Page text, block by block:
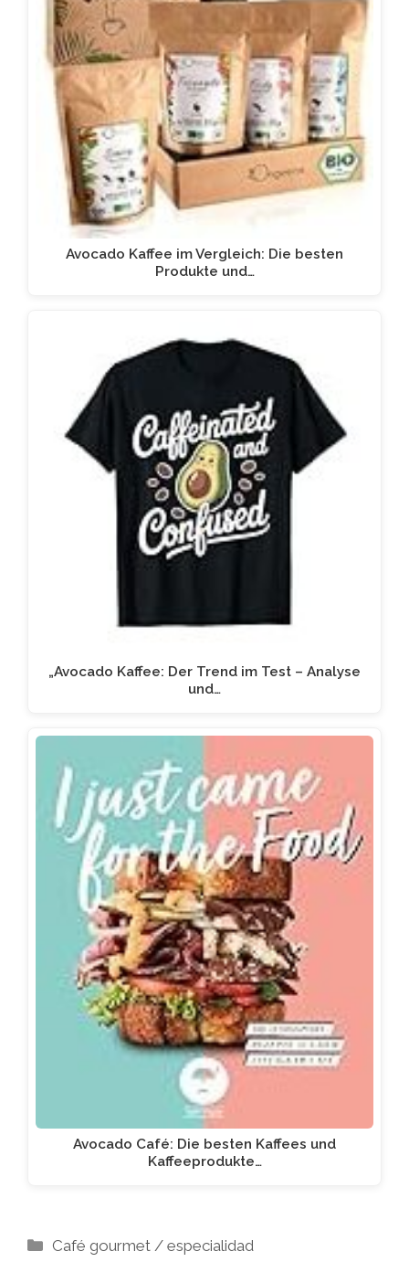
Avocado Kaffee im Vergleich: Die besten
Produkte und…
„Avocado Kaffee: Der Trend im Test – Analyse
und…
Avocado Café: Die besten Kaffees und
Kaffeeprodukte…
Kategorien
Café gourmet / especialidad